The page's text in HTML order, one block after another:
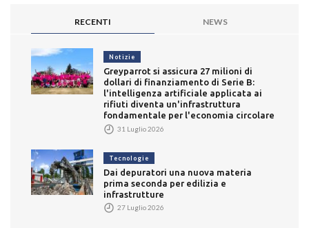
RECENTI NEWS
Notizie
Greyparrot si assicura 27 milioni di
dollari di finanziamento di Serie B:
l'intelligenza artificiale applicata ai
rifiuti diventa un'infrastruttura
fondamentale per l'economia circolare
31 Luglio 2026
Tecnologie
Dai depuratori una nuova materia
prima seconda per edilizia e
infrastrutture
27 Luglio 2026